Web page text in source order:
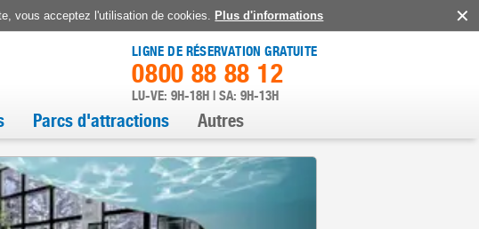
vous acceptez l'utilisation de cookies. Plus d'informations
LIGNE DE RÉSERVATION GRATUITE
0800 88 88 12
LU-VE: 9H-18H | SA: 9H-13H
Parcs d'attractions Autres